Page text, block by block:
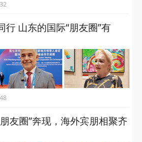
行 山东的国际“朋友圈”有
友圈”奔现，海外宾朋相聚齐